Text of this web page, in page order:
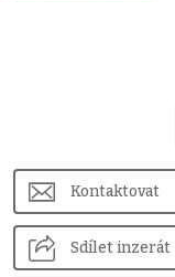
Kontaktovat
Sdílet inzerát